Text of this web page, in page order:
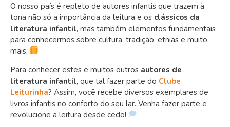
O nosso país é repleto de autores infantis que trazem à
tona não só a importância da leitura e os clássicos da
literatura infantil, mas também elementos fundamentais
para conhecermos sobre cultura, tradição, etnias e muito
mais.
Para conhecer estes e muitos outros autores de
literatura infantil, que tal fazer parte do Clube
Leiturinha? Assim, você recebe diversos exemplares de
livros infantis no conforto do seu lar. Venha fazer parte e
revolucione a leitura desde cedo!